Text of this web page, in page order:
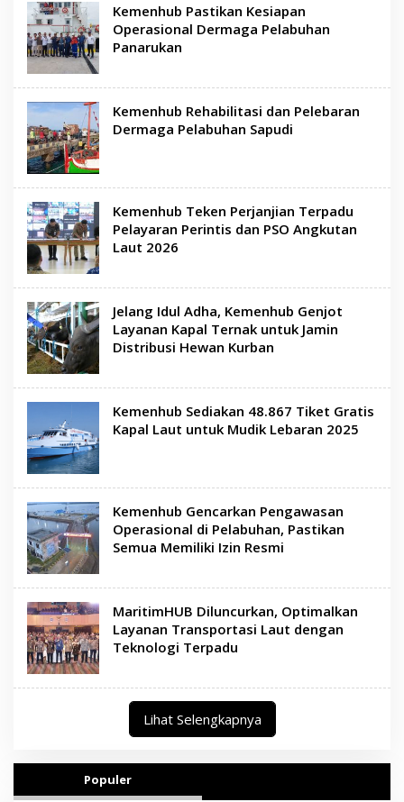
Kemenhub Pastikan Kesiapan
Operasional Dermaga Pelabuhan
Panarukan
Kemenhub Rehabilitasi dan Pelebaran
Dermaga Pelabuhan Sapudi
Kemenhub Teken Perjanjian Terpadu
Pelayaran Perintis dan PSO Angkutan
Laut 2026
Jelang Idul Adha, Kemenhub Genjot
Layanan Kapal Ternak untuk Jamin
Distribusi Hewan Kurban
Kemenhub Sediakan 48.867 Tiket Gratis
Kapal Laut untuk Mudik Lebaran 2025
Kemenhub Gencarkan Pengawasan
Operasional di Pelabuhan, Pastikan
Semua Memiliki Izin Resmi
MaritimHUB Diluncurkan, Optimalkan
Layanan Transportasi Laut dengan
Teknologi Terpadu
Lihat Selengkapnya
Populer